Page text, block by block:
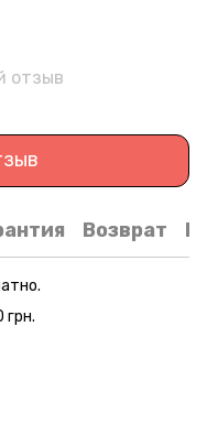
отзыв
Возврат
грн.